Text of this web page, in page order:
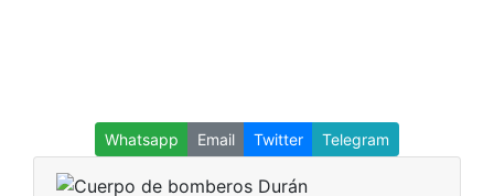
Whatsapp Email Twitter Telegram